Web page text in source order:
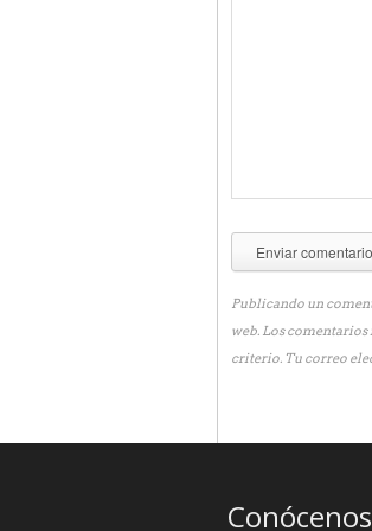
Publicando un
web. Los
criterio. Tu correo
Conócenos